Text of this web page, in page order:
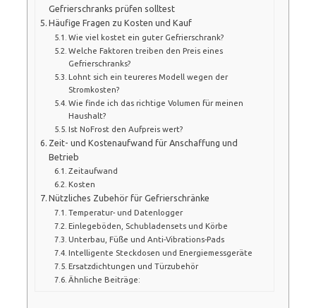
Gefrierschranks prüfen solltest
Häufige Fragen zu Kosten und Kauf
Wie viel kostet ein guter Gefrierschrank?
Welche Faktoren treiben den Preis eines
Gefrierschranks?
Lohnt sich ein teureres Modell wegen der
Stromkosten?
Wie finde ich das richtige Volumen für meinen
Haushalt?
Ist NoFrost den Aufpreis wert?
Zeit- und Kostenaufwand für Anschaffung und
Betrieb
Zeitaufwand
Kosten
Nützliches Zubehör für Gefrierschränke
Temperatur- und Datenlogger
Einlegeböden, Schubladensets und Körbe
Unterbau, Füße und Anti-Vibrations-Pads
Intelligente Steckdosen und Energiemessgeräte
Ersatzdichtungen und Türzubehör
Ähnliche Beiträge: